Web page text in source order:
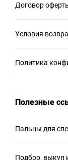
Договор
Условия
Политика
Полезные
Пальцы для
Подбор, выкуп